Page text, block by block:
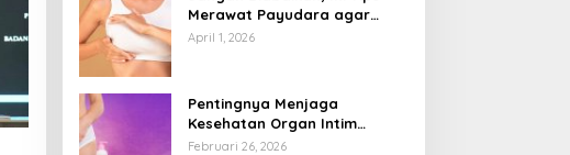
Merawat Payudara agar
Tetap Sehat dan Terhindar
April 1, 2026
Pentingnya Menjaga
Kesehatan Organ Intim
Wanita, Ini 3 Cara Perawatan
Februari 26, 2026